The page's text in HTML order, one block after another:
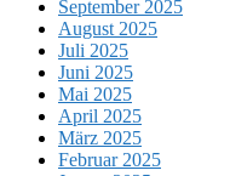
September 2025
August 2025
Juli 2025
Juni 2025
Mai 2025
April 2025
März 2025
Februar 2025